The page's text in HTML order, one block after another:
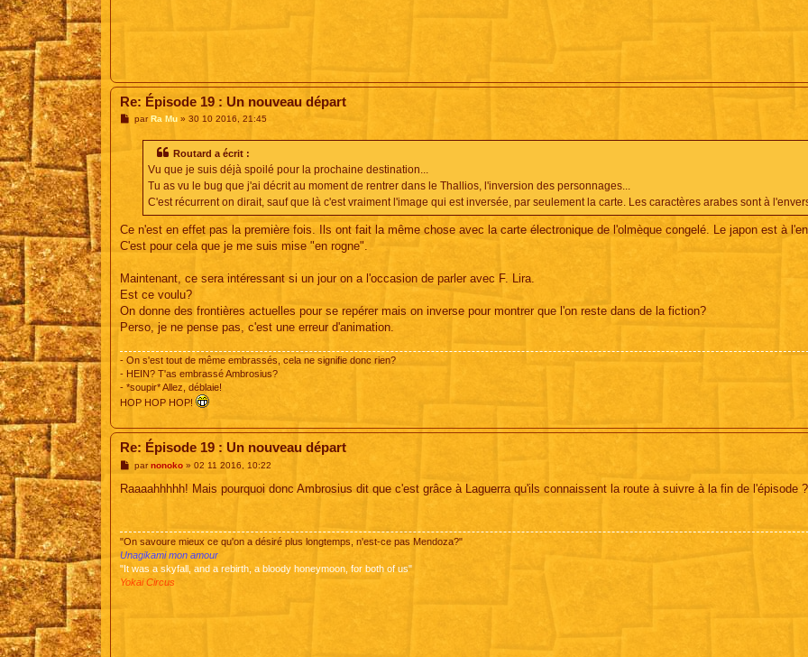
Re: Épisode 19 : Un nouveau départ
MparRa Mu» 30 10 2016, 21:45
Routard a écrit :
Vu que je suis déjà spoilé pour la prochaine destination...
Tu as vu le bug que j'ai décrit au moment de rentrer dans le Thallios, l'inversion des personnages...
C'est récurrent on dirait, sauf que là c'est vraiment l'image qui est inversée, par seulement la carte. Les caractères arabes sont à
Ce n'est en effet pas la première fois. Ils ont fait la même chose avec la carte électronique de l'olmèque congelé. Le japon est à
C'est pour cela que je me suis mise "en rogne".
Maintenant, ce sera intéressant si un jour on a l'occasion de parler avec F. Lira.
Est ce voulu?
On donne des frontières actuelles pour se repérer mais on inverse pour montrer que l'on reste dans de la fiction?
Perso, je ne pense pas, c'est une erreur d'animation.
- On s'est tout de même embrassés, cela ne signifie donc rien?
- HEIN? T'as embrassé Ambrosius?
- *soupir* Allez, déblaie!
HOP HOP HOP!
Re: Épisode 19 : Un nouveau départ
M
s
par nonoko» 02 11 2016, 10:22
Raaaahhhhh! Mais pourquoi donc Ambrosius dit que c'est grâce à Laguerra qu'ils connaissent la route à suivre à la fin de l'épisode ?
"On savoure mieux ce qu'on a désiré plus longtemps, n'est-ce pas Mendoza?"
Unagikami mon amour
"It was a skyfall, and a rebirth, a bloody honeymoon, for both of us"
Yokai Circus